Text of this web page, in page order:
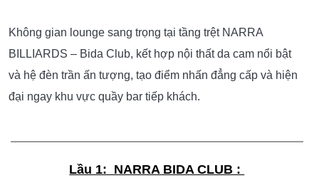
Không gian lounge sang trọng tại tầng trệt NARRA
BILLIARDS – Bida Club, kết hợp nội thất da cam nổi bật
và hệ đèn trần ấn tượng, tạo điểm nhấn đẳng cấp và hiện
đại ngay khu vực quầy bar tiếp khách.
Lầu 1: NARRA BIDA CLUB :